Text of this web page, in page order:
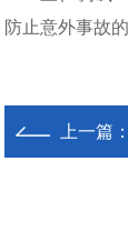
防止意外事故
上一篇：